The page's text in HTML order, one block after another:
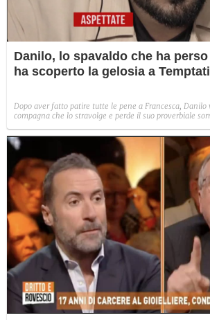
Danilo, lo spavaldo che ha
ha scoperto la gelosia a
Dopo aver fatto patire tutte le pene a Francesca,
compagna che lo stravolge e perde il suo proverbiale